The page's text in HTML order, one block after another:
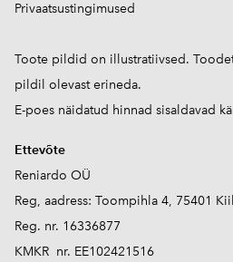
Privaatsustingimused
Toote pildid on illustratiivsed.
pildil olevast erineda.
E-poes näidatud hinnad sisaldavad
Ettevõte
Reniardo OÜ
Reg, aadress: Toompihla 4, 75401
Reg. nr. 16336877
KMKR nr. EE102421516